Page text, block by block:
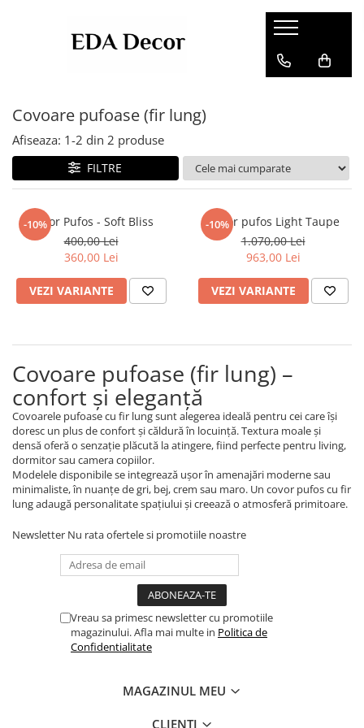
Covoare pufoase (fir lung)
Afiseaza: 1-2 din 2 produse
FILTRE
-10%
Covor Pufos - Soft Bliss
400,00 Lei
360,00 Lei
VEZI VARIANTE
-10%
Covor pufos Light Taupe
1.070,00 Lei
963,00 Lei
VEZI VARIANTE
Covoare pufoase (fir lung) –
confort și eleganță
Covoarele pufoase cu fir lung sunt alegerea ideală pentru cei care își
doresc un plus de confort și căldură în locuință. Textura moale și
densă oferă o senzație plăcută la atingere, fiind perfecte pentru living,
dormitor sau camera copiilor.
Modelele disponibile se integrează ușor în amenajări moderne sau
minimaliste, în nuanțe de gri, bej, crem sau maro. Un covor pufos cu fir
lung adaugă personalitate spațiului și creează o atmosferă primitoare.
Newsletter Nu rata ofertele si promotiile noastre
Vreau sa primesc newsletter cu promotiile
magazinului. Afla mai multe in Politica de
Confidentialitate
MAGAZINUL MEU
CLIENTI